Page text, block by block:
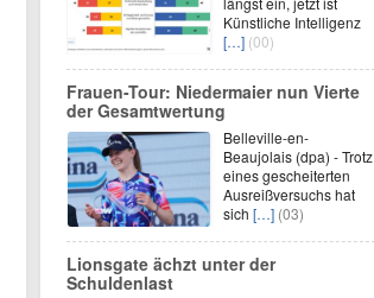
Künstliche Intelligenz
[…] (00)
Frauen-Tour: Niedermaier nun Vierte
der Gesamtwertung
Belleville-en-
Beaujolais (dpa) - Trotz
eines gescheiterten
Ausreißversuchs hat
sich […] (03)
Lionsgate ächzt unter der
Schuldenlast